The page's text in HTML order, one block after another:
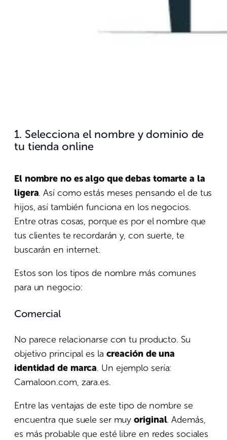
1. Selecciona el nombre y dominio de
tu tienda online
El nombre no es algo que debas tomarte a la
ligera. Así como estás meses pensando el de tus
hijos, así también funciona en los negocios.
Entre otras cosas, porque es por el nombre que
tus clientes te recordarán y, con suerte, te
buscarán en internet.
Estos son los tipos de nombre más comunes
para un negocio:
Comercial
No parece relacionarse con tu producto. Su
objetivo principal es la creación de una
identidad de marca. Un ejemplo sería:
Camaloon.com, zara.es.
Entre las ventajas de este tipo de nombre se
encuentra que suele ser muyoriginal. Además,
es más probable que esté libre en redes sociales